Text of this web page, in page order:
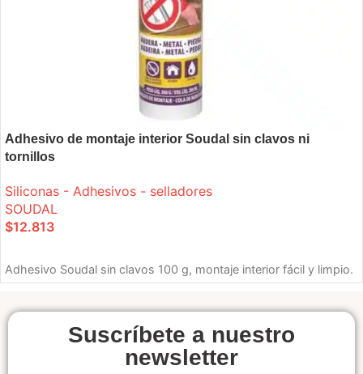
Adhesivo de montaje interior Soudal sin clavos ni
tornillos
Siliconas - Adhesivos - selladores
SOUDAL
$12.813
Adhesivo Soudal sin clavos 100 g, montaje interior fácil y limpio.
Suscríbete a nuestro
newsletter